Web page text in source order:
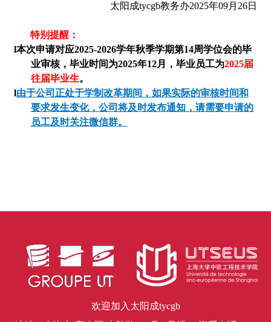
​太阳成tycgb教务办2025年09月 26日
特别提醒 ：
l本次申请对应2025-2026学年秋季学期第14周学位会的毕
业审核，毕业时间为2025年12月 ， 毕业员工为2025届
往届毕业生。
l由于公司正处于学制改革期间，如果实际的审核时间和
要求发生变化，公司将及时发布通知，请需要申请的
员工及时关注微信群。
欢迎加入太阳成tycgb